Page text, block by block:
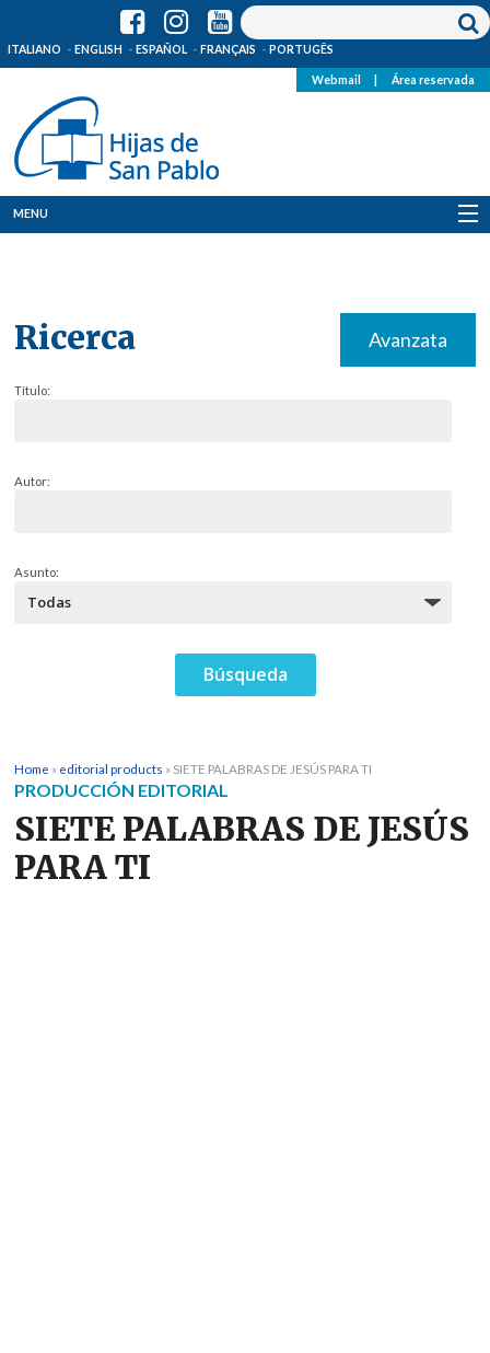
ITALIANO ENGLISH ESPAÑOL FRANÇAIS PORTUGÊS
Webmail Área reservada
MENU
Ricerca Avanzata
Título:
Autor:
Asunto:
Home » editorial products » SIETE PALABRAS DE JESÚS PARA TI
PRODUCCIÓN EDITORIAL
SIETE PALABRAS DE JESÚS
PARA TI